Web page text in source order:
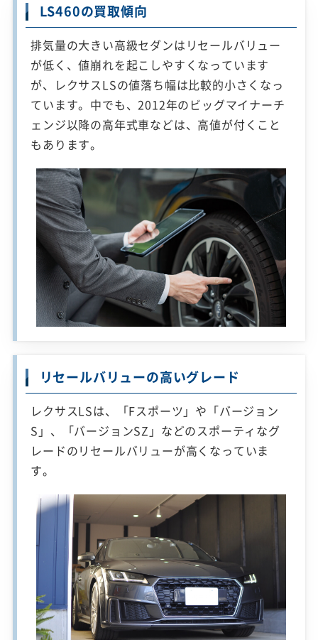
LS460の買取傾向
排気量の大きい高級セダンはリセールバリュー
が低く、値崩れを起こしやすくなっています
が、レクサスLSの値落ち幅は比較的小さくなっ
ています。中でも、2012年のビッグマイナーチ
ェンジ以降の高年式車などは、高値が付くこと
もあります。
リセールバリューの高いグレード
レクサスLSは、「Fスポーツ」や「バージョン
S」、「バージョンSZ」などのスポーティなグ
レードのリセールバリューが高くなっていま
す。